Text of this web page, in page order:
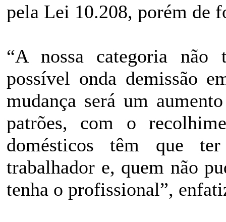
pela Lei 10.208, porém de
“A nossa categoria não
possível onda demissão
mudança será um
patrões, com o
domésticos têm que
trabalhador e, quem não
tenha o profissional”,